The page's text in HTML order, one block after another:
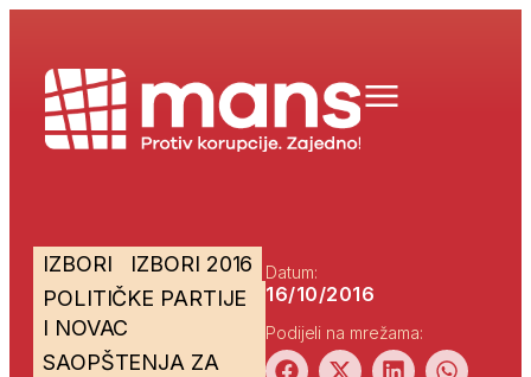
IZBORI
IZBORI 2016
POLITIČKE PARTIJE
I NOVAC
SAOPŠTENJA ZA
Datum:
16/10/2016
Podijeli na mrežama: